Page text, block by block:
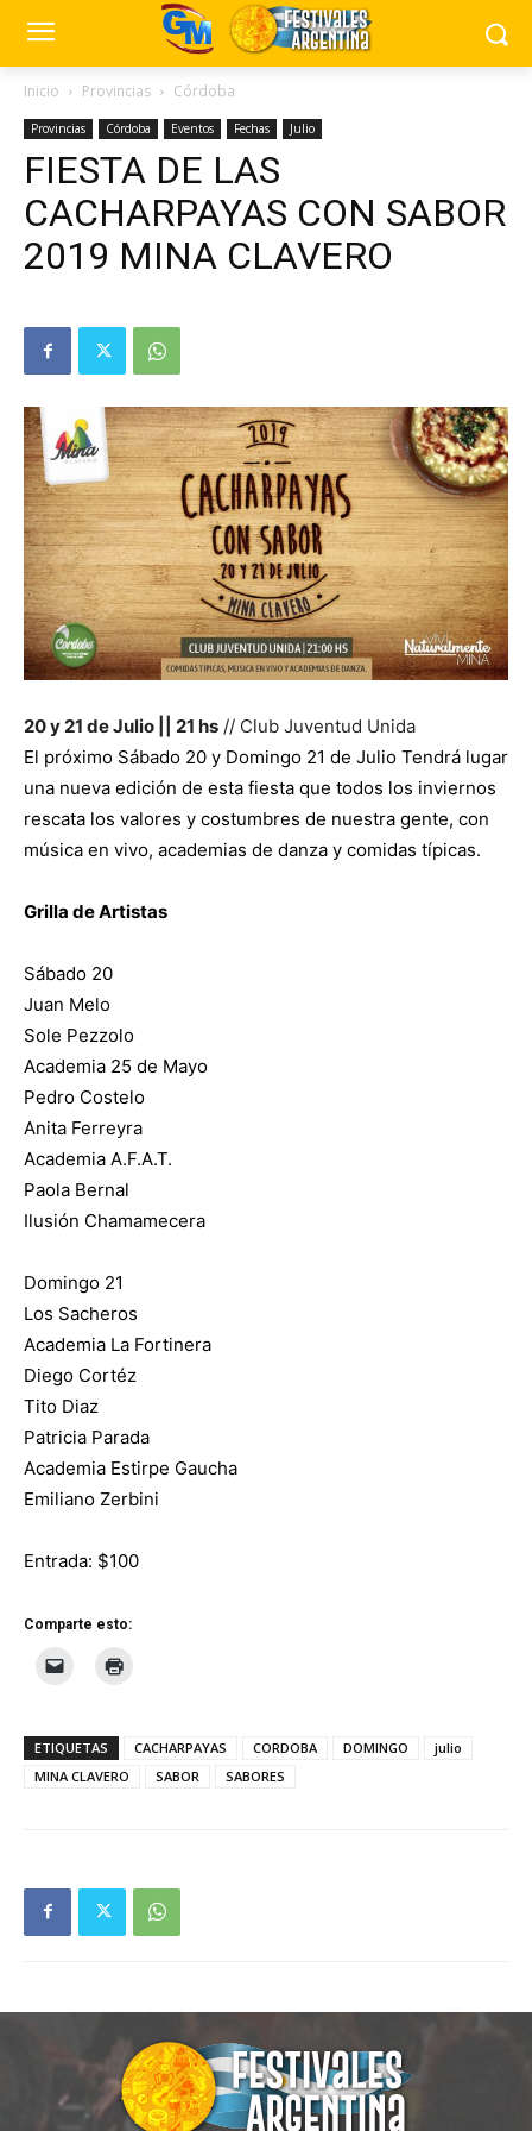
Inicio Provincias Córdoba
Provincias Córdoba Eventos Fechas Julio
FIESTA DE LAS
CACHARPAYAS CON SABOR
2019 MINA CLAVERO
20 y 21 de Julio || 21 hs // Club Juventud Unida
El próximo Sábado 20 y Domingo 21 de Julio Tendrá lugar
una nueva edición de esta fiesta que todos los inviernos
rescata los valores y costumbres de nuestra gente, con
música en vivo, academias de danza y comidas típicas.
Grilla de Artistas
Sábado 20
Juan Melo
Sole Pezzolo
Academia 25 de Mayo
Pedro Costelo
Anita Ferreyra
Academia A.F.A.T.
Paola Bernal
Ilusión Chamamecera
Domingo 21
Los Sacheros
Academia La Fortinera
Diego Cortéz
Tito Diaz
Patricia Parada
Academia Estirpe Gaucha
Emiliano Zerbini
Entrada: $100
Comparte esto:
ETIQUETAS CACHARPAYAS CORDOBA DOMINGO
julio
MINA CLAVERO
SABOR SABORES